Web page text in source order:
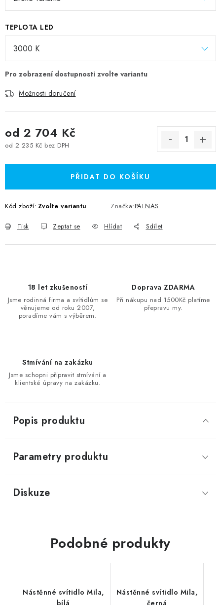
TEPLOTA LED
Možnosti doručení
od 2 704 Kč
od 2 235 Kč bez DPH
PŘIDAT DO KOŠÍKU
Kód zboží: Zvolte variantu Značka:PALNAS
Tisk Zeptat se Hlídat Sdílet
18 let zkušeností
Jsme rodinná firma a svítidlům se
věnujeme od roku 2007,
poradíme vám s výběrem.
Doprava ZDARMA
Při nákupu nad 1500Kč platíme
přepravu my.
Stmívání na zakázku
Jsme schopni připravit stmívání a
klientské úpravy na zakázku.
Popis produktu
Parametry produktu
Diskuze
Podobné produkty
Nástěnné svítidlo Mila,
Nástěnné svítidlo Mila,